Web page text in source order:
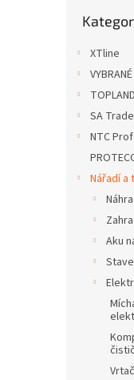
kategorie
XTline
TOPLAND
SA Trade
NTC
Nářadí a
Aku